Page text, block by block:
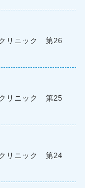
リニック 第26
リニック 第25
リニック 第24